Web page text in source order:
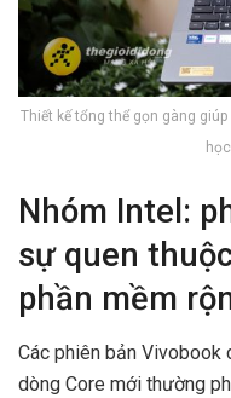
Thiết kế tổng thể gọn gàng
Nhóm Intel:
sự quen
phần mềm
Các phiên bản Vivobook
dòng Core mới thường